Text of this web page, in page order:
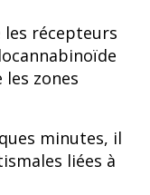
les récepteurs
les zones
minutes, il
liées à